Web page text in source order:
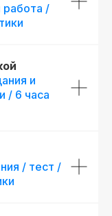
работа /
и
/ 6 часа
/ тест /